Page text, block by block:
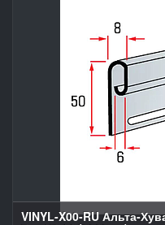
VINYL-X00-RU Альта-